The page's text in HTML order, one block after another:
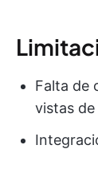
Falta de
vistas